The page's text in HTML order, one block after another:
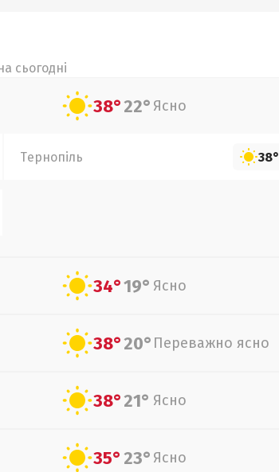
сьогодні
38°22° Ясно
Тернопіль 38°
34°19° Ясно
38°20° Переважно ясно
38°21° Ясно
35°23° Ясно